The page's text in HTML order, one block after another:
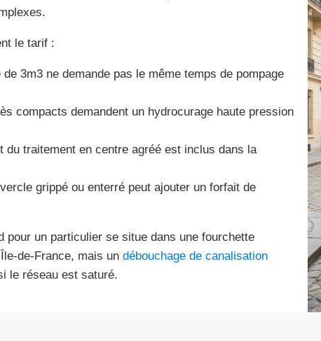
le tarif :
3m3 ne demande pas le même temps de pompage
compacts demandent un hydrocurage haute pression
du traitement en centre agréé est inclus dans la
grippé ou enterré peut ajouter un forfait de
pour un particulier se situe dans une fourchette
de-France, mais un débouchage de canalisation
le réseau est saturé.